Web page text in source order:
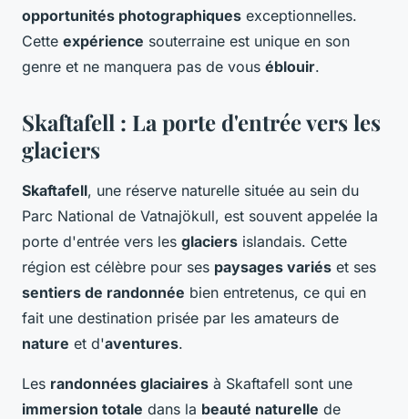
opportunités photographiques exceptionnelles.
Cette expérience souterraine est unique en son
genre et ne manquera pas de vous éblouir.
Skaftafell : La porte d'entrée vers les
glaciers
Skaftafell, une réserve naturelle située au sein du
Parc National de Vatnajökull, est souvent appelée la
porte d'entrée vers les glaciers islandais. Cette
région est célèbre pour ses paysages variés et ses
sentiers de randonnée bien entretenus, ce qui en
fait une destination prisée par les amateurs de
nature et d'aventures.
Les randonnées glaciaires à Skaftafell sont une
immersion totale dans la beauté naturelle de